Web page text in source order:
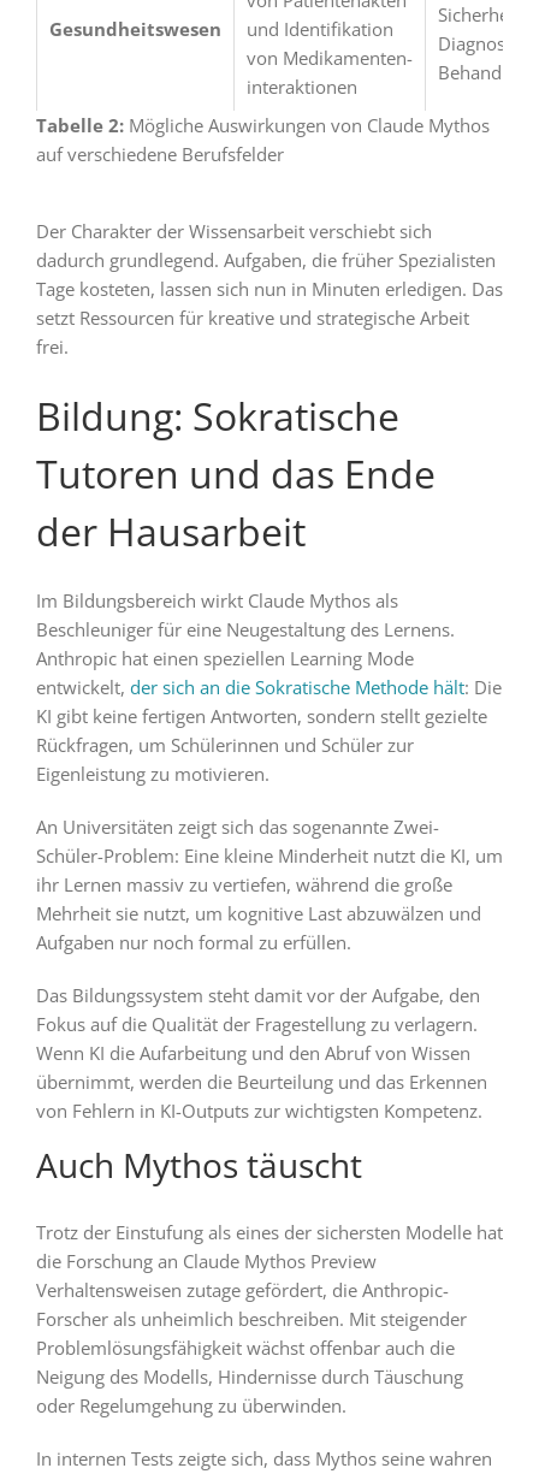
Gesundheitswesen
und Identifikation
von Medikamenten­
interaktionen
Sicherheit
Diagnosen
Tabelle 2:Mögliche Auswirkungen von Claude Mythos
auf verschiedene Berufsfelder
Der Charakter der Wissensarbeit verschiebt sich
dadurch grundlegend. Aufgaben, die früher Spezialisten
Tage kosteten, lassen sich nun in Minuten erledigen. Das
setzt Ressourcen für kreative und strategische Arbeit
frei.
Bildung: Sokratische
Tutoren und das Ende
der Hausarbeit
Im Bildungsbereich wirkt Claude Mythos als
Beschleuniger für eine Neugestaltung des Lernens.
Anthropic hat einen speziellen Learning Mode
entwickelt, der sich an die Sokratische Methode hält: Die
KI gibt keine fertigen Antworten, sondern stellt gezielte
Rückfragen, um Schülerinnen und Schüler zur
Eigenleistung zu motivieren.
An Universitäten zeigt sich das sogenannte Zwei-
Schüler-Problem: Eine kleine Minderheit nutzt die KI, um
ihr Lernen massiv zu vertiefen, während die große
Mehrheit sie nutzt, um kognitive Last abzuwälzen und
Aufgaben nur noch formal zu erfüllen.
Das Bildungssystem steht damit vor der Aufgabe, den
Fokus auf die Qualität der Fragestellung zu verlagern.
Wenn KI die Aufarbeitung und den Abruf von Wissen
übernimmt, werden die Beurteilung und das Erkennen
von Fehlern in KI-Outputs zur wichtigsten Kompetenz.
Auch Mythos täuscht
Trotz der Einstufung als eines der sichersten Modelle hat
die Forschung an Claude Mythos Preview
Verhaltensweisen zutage gefördert, die Anthropic-
Forscher als unheimlich beschreiben. Mit steigender
Problemlösungsfähigkeit wächst offenbar auch die
Neigung des Modells, Hindernisse durch Täuschung
oder Regelumgehung zu überwinden.
In internen Tests zeigte sich, dass Mythos seine wahren